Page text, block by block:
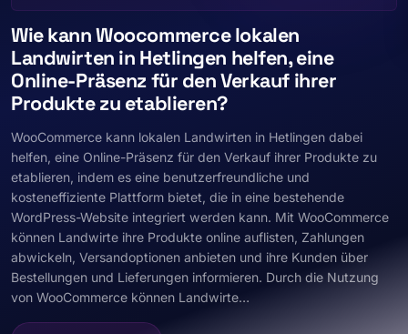
Wie kann Woocommerce lokalen
Landwirten in Hetlingen helfen, eine
Online-Präsenz für den Verkauf ihrer
Produkte zu etablieren?
WooCommerce kann lokalen Landwirten in Hetlingen dabei
helfen, eine Online-Präsenz für den Verkauf ihrer Produkte zu
etablieren, indem es eine benutzerfreundliche und
kosteneffiziente Plattform bietet, die in eine bestehende
WordPress-Website integriert werden kann. Mit WooCommerce
können Landwirte ihre Produkte online auflisten, Zahlungen
abwickeln, Versandoptionen anbieten und ihre Kunden über
Bestellungen und Lieferungen informieren. Durch die Nutzung
von WooCommerce können Landwirte…